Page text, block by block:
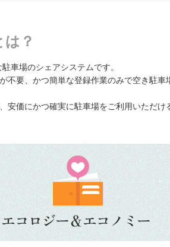
？
車場のシェアシステムです。
不要、かつ簡単な登録作業のみで空き駐
価にかつ確実に駐車場をご利用いただけ